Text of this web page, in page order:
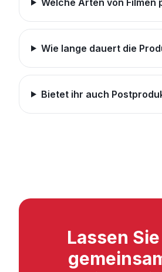
Wie lange dauert die
Bietet ihr auch
Lassen